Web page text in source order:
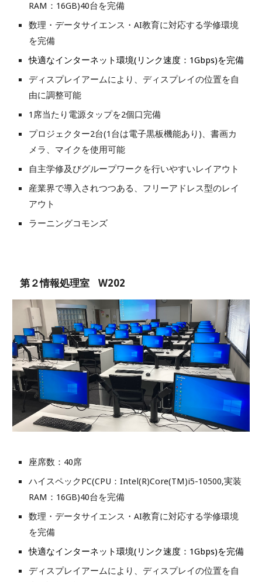
RAM：16GB)40台を完備
数理・データサイエンス・AI教育に対応する学修環境
を完備
快適なインターネット環境(リンク速度：1Gbps)を完備
ディスプレイアームにより、ディスプレイの位置を自
由に調整可能
1席当たり電源タップを2個口完備
プロジェクター2台(1台は電子黒板機能あり)、書画カ
メラ、マイクを使用可能
自主学修及びグループワークを行いやすいレイアウト
産業界で導入されつつある、フリーアドレス型のレイ
アウト
ラーニングコモンズ
第２情報処理室 W202
座席数 ： 40席
ハイスペックPC(CPU ：Intel(R)Core(TM)i5-10500,実装
RAM ： 16GB)40台を完備
数理・データサイエンス・AI教育に対応する学修環境
を完備
快適なインターネット環境(リンク速度 ：1Gbps)を完備
ディスプレイアームにより、ディスプレイの位置を自